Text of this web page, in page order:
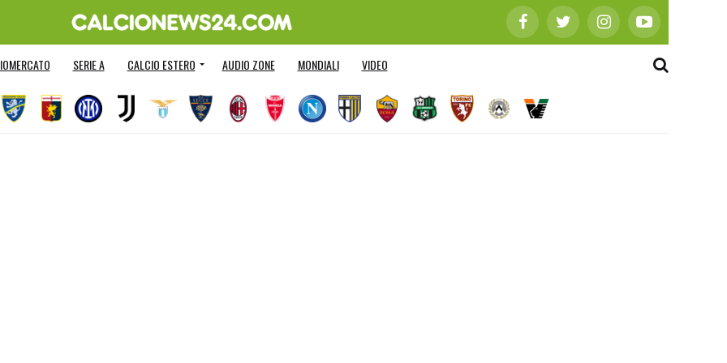
SERIE A CALCIO ESTERO AUDIO ZONE MONDIALI VIDEO